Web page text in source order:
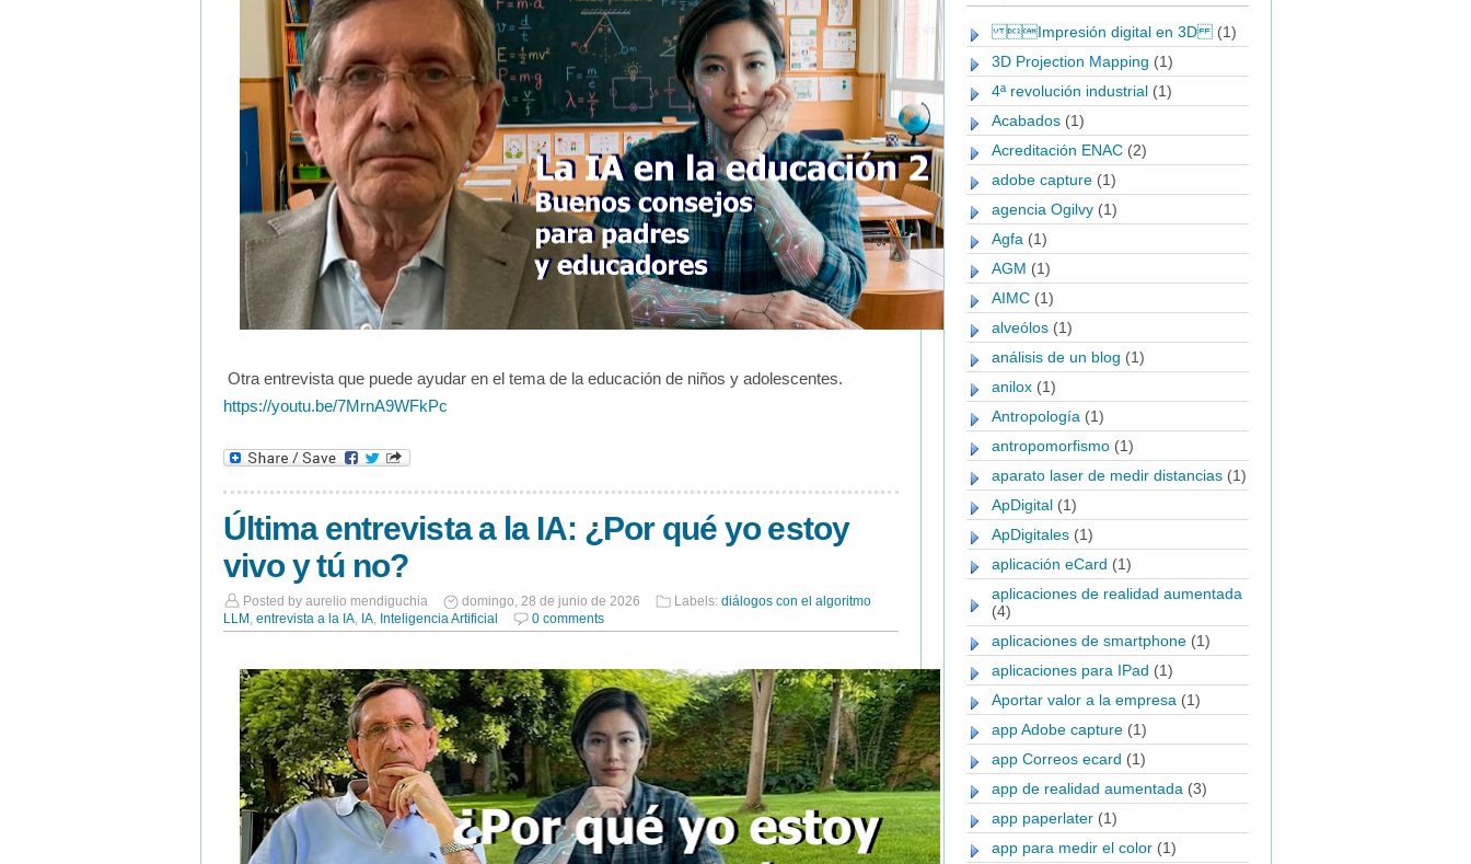
Otra entrevista que puede ayudar en el tema de la educación de niños y adolescentes.
https://youtu.be/7MrnA9WFkPc
Última entrevista a la IA: ¿Por qué yo estoy
vivo y tú no?
Posted by aurelio mendiguchia domingo, 28 de junio de 2026 Labels: diálogos con el algoritmo
LLM , entrevista a la IA, IA, Inteligencia Artificial 0 comments
Impresión digital en 3D (1)
3D Projection Mapping (1)
4ª revolución industrial (1)
Acabados (1)
Acreditación ENAC (2)
adobe capture (1)
agencia Ogilvy (1)
Agfa (1)
AGM (1)
AIMC (1)
alveólos (1)
análisis de un blog (1)
anilox (1)
Antropología (1)
antropomorfismo (1)
aparato laser de medir distancias (1)
ApDigital (1)
ApDigitales (1)
aplicación eCard (1)
aplicaciones de realidad aumentada
(4)
aplicaciones de smartphone (1)
aplicaciones para IPad (1)
Aportar valor a la empresa (1)
app Adobe capture (1)
app Correos ecard (1)
app de realidad aumentada (3)
app paperlater (1)
app para medir el color (1)